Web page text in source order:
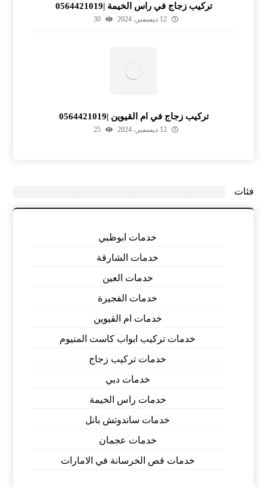
تركيب زجاج في راس الخيمة |0564421019
12 ديسمبر، 2024 30
تركيب زجاج في ام القيوين |0564421019
12 ديسمبر، 2024 25
فئات
خدمات ابوظبي
خدمات الشارقة
خدمات العين
خدمات الفجيرة
خدمات ام القيوين
خدمات تركيب ابواب كاست المنيوم
خدمات تركيب زجاج
خدمات دبي
خدمات راس الخيمة
خدمات ساندوتش بانل
خدمات عجمان
خدمات قص الخرسانة في الامارات